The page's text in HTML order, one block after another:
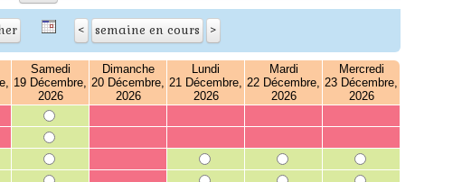
Samedi
19 Décembre,
2026
Dimanche
20 Décembre,
2026
Lundi
21 Décembre,
2026
Mardi
22 Décembre,
2026
Mercredi
23 Décembre,
2026